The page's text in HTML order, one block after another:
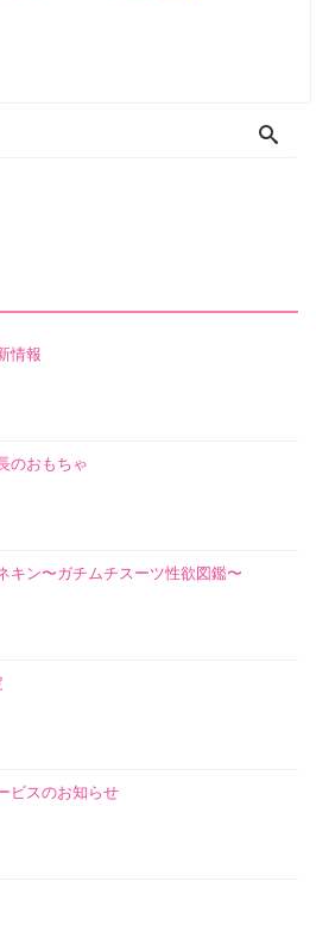
情報
のおもちゃ
キン〜ガチムチスーツ性欲図鑑〜
ビスのお知らせ